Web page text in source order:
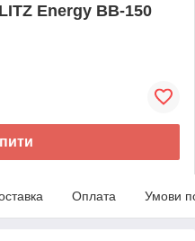
Energy BB-150
Оплата Умови